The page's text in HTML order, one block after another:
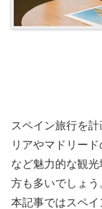
スペイン旅行を
リアやマドリー
など魅力的な観
方も多いでしょう
本記事ではスペ